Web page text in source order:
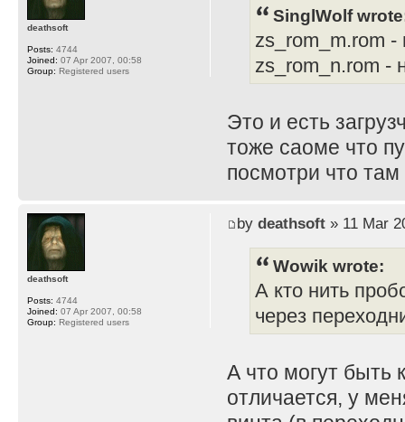
SinglWolf
zs_rom_m.rom
zs_rom_n.rom -
Это и есть
тоже саоме что
посмотри что
deathsoft
Posts: 4744
Joined: 07 Apr 2007, 00:58
Group: Registered users
by deathsoft» 11 Mar
Wowik wrote:
А кто нить
через
А что могут быть
отличается, у
deathsoft
Posts: 4744
Joined: 07 Apr 2007, 00:58
Group: Registered users